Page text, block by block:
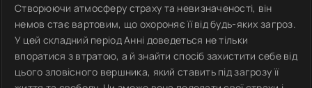
Створюючи атмосферу страху та невизначеності, він
немов стає вартовим, що охороняє її від будь-яких загроз.
У цей складний період Анні доведеться не тільки
впоратися з втратою, а й знайти спосіб захистити себе від
цього зловісного вершника, який ставить під загрозу її